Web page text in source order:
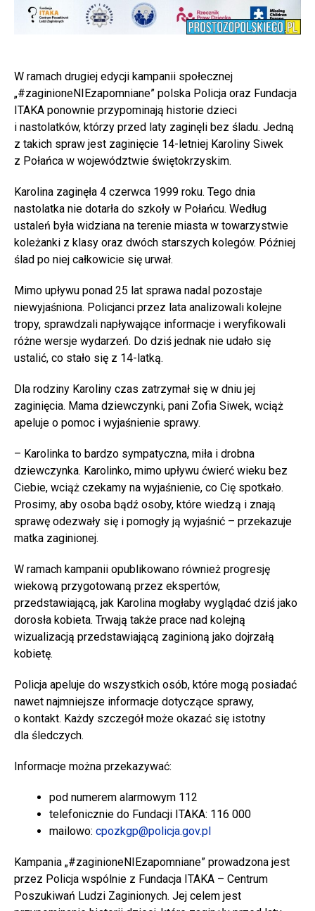
W ramach drugiej edycji kampanii społecznej
„#zaginioneNIEzapomniane” polska Policja oraz Fundacja
ITAKA ponownie przypominają historie dzieci
i nastolatków, którzy przed laty zaginęli bez śladu. Jedną
z takich spraw jest zaginięcie 14-letniej Karoliny Siwek
z Połańca w województwie świętokrzyskim.
Karolina zaginęła 4 czerwca 1999 roku. Tego dnia
nastolatka nie dotarła do szkoły w Połańcu. Według
ustaleń była widziana na terenie miasta w towarzystwie
koleżanki z klasy oraz dwóch starszych kolegów. Później
ślad po niej całkowicie się urwał.
Mimo upływu ponad 25 lat sprawa nadal pozostaje
niewyjaśniona. Policjanci przez lata analizowali kolejne
tropy, sprawdzali napływające informacje i weryfikowali
różne wersje wydarzeń. Do dziś jednak nie udało się
ustalić, co stało się z 14-latką.
Dla rodziny Karoliny czas zatrzymał się w dniu jej
zaginięcia. Mama dziewczynki, pani Zofia Siwek, wciąż
apeluje o pomoc i wyjaśnienie sprawy.
– Karolinka to bardzo sympatyczna, miła i drobna
dziewczynka. Karolinko, mimo upływu ćwierć wieku bez
Ciebie, wciąż czekamy na wyjaśnienie, co Cię spotkało.
Prosimy, aby osoba bądź osoby, które wiedzą i znają
sprawę odezwały się i pomogły ją wyjaśnić – przekazuje
matka zaginionej.
W ramach kampanii opublikowano również progresję
wiekową przygotowaną przez ekspertów,
przedstawiającą, jak Karolina mogłaby wyglądać dziś jako
dorosła kobieta. Trwają także prace nad kolejną
wizualizacją przedstawiającą zaginioną jako dojrzałą
kobietę.
Policja apeluje do wszystkich osób, które mogą posiadać
nawet najmniejsze informacje dotyczące sprawy,
o kontakt. Każdy szczegół może okazać się istotny
dla śledczych.
Informacje można przekazywać:
pod numerem alarmowym 112
telefonicznie do Fundacji ITAKA: 116 000
mailowo: cpozkgp@policja.gov.pl
Kampania „#zaginioneNIEzapomniane” prowadzona jest
przez Policja wspólnie z Fundacja ITAKA – Centrum
Poszukiwań Ludzi Zaginionych. Jej celem jest